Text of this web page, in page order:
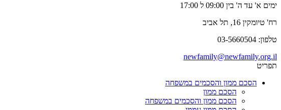
ימים א' עד ה' בין 09:00 ל 17:00
רח' טיומקין 16, תל אביב
טלפון: 03-5660504
newfamily@newfamily.org.il
תפריט
הסכם ממון והסכמים במשפחה
הסכם ממון
הסכם ממון והסכמים במשפחה